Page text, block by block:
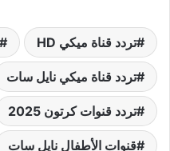
تردد قناة ميكي HD
تردد قناة ميكي نايل سات
تردد قنوات كرتون 2025
قنوات الأطفال نايل سات